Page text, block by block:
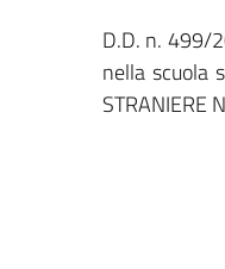
D.D. n. 499/
nella scuola
STRANIERE